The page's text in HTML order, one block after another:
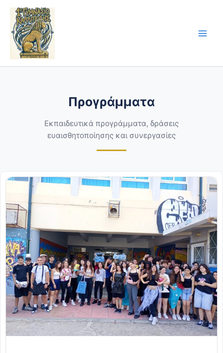
Skip
content
Προγράμματα
Εκπαιδευτικά προγράμματα, δράσεις
ευαισθητοποίησης και συνεργασίες